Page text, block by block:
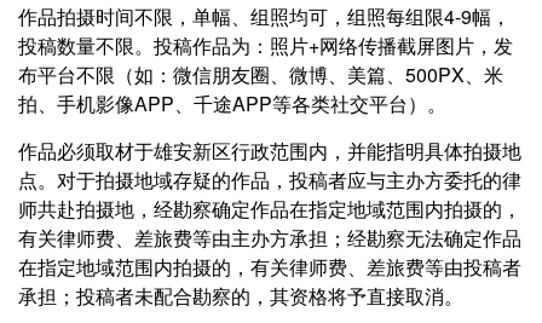
作品拍摄时间不限，单幅、组照均可，组照每组限4-9幅，
投稿数量不限。投稿作品为：照片+网络传播截屏图片，发
布平台不限（如：微信朋友圈、微博、美篇、500PX、米
拍、手机影像APP、千途APP等各类社交平台）。
作品必须取材于雄安新区行政范围内，并能指明具体拍摄地
点。对于拍摄地域存疑的作品，投稿者应与主办方委托的律
师共赴拍摄地，经勘察确定作品在指定地域范围内拍摄的，
有关律师费、差旅费等由主办方承担；经勘察无法确定作品
在指定地域范围内拍摄的，有关律师费、差旅费等由投稿者
承担；投稿者未配合勘察的，其资格将予直接取消。